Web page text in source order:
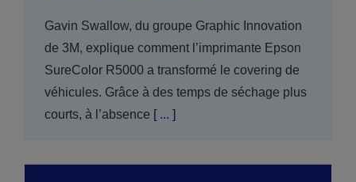
Gavin Swallow, du groupe Graphic Innovation
de 3M, explique comment l’imprimante Epson
SureColor R5000 a transformé le covering de
véhicules. Grâce à des temps de séchage plus
courts, à l’absence [ ... ]